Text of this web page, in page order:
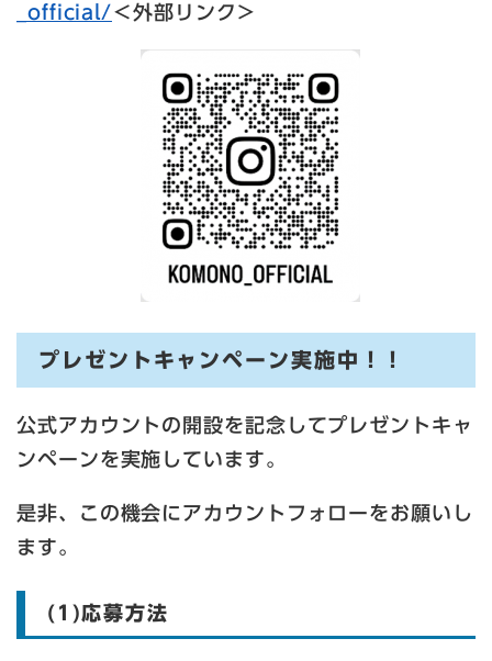
_official/＜外部リンク＞
プレゼントキャンペーン実施中！！
公式アカウントの開設を記念してプレゼントキャ
ンペーンを実施しています。
是非、この機会にアカウントフォローをお願いし
ます。
(1)応募方法